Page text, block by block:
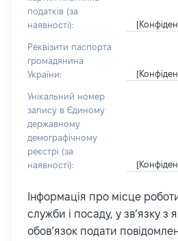
податків (за
наявності):
Реквізити паспорта
громадянина
України:
Унікальний номер
запису в Єдиному
державному
демографічному
реєстрі (за
наявності):
Інформація про місце
служби і посаду, у зв’язку з
обов’язок подати